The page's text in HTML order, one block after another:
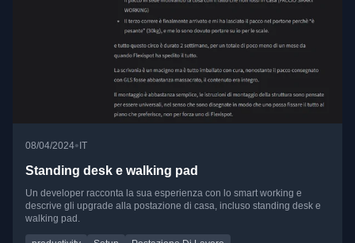
08/04/2024• IT
Standing desk e walking pad
Un developer racconta la sua esperienza con lo smart working e
descrive gli upgrade alla postazione di casa, incluso standing desk e
walking pad.